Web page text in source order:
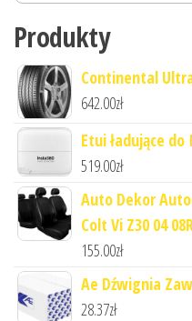
Produkty
Continental
642.00zł
Etui ładujące do
519.00zł
Auto Dekor
Colt Vi Z30 04
155.00zł
Ae Dźwignia
28.37zł